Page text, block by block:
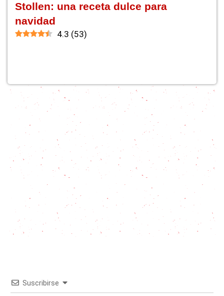
Stollen: una receta dulce para
navidad
4.3 (53)
Suscribirse